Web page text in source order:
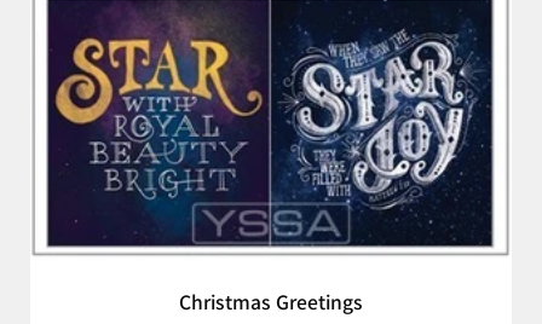
Christmas Greetings